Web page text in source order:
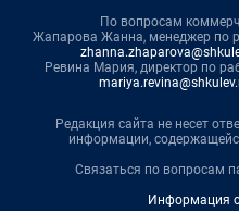
По вопросам
Жапарова Жанна, менеджер по
Ревина Мария, директор по
Редакция сайта не несет
информации,
Связаться по вопросам
Информация